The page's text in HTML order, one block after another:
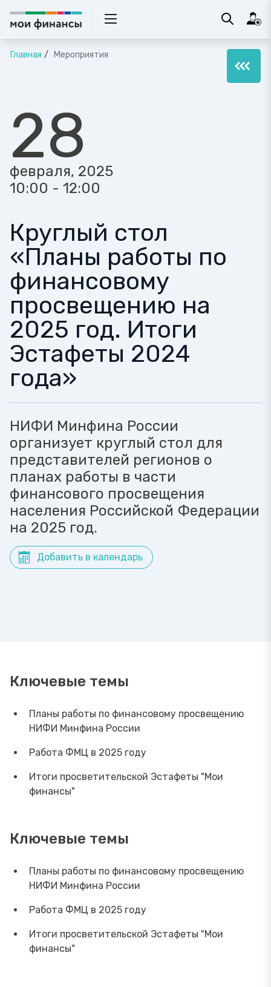
Главная Мероприятия
28
февраля, 2025
10:00 - 12:00
Круглый стол
«Планы работы по
финансовому
просвещению на
2025 год. Итоги
Эстафеты 2024
года»
НИФИ Минфина России
организует круглый стол для
представителей регионов о
планах работы в части
финансового просвещения
населения Российской Федерации
на 2025 год.
Добавить в календарь
Ключевые темы
Планы работы по финансовому просвещению
НИФИ Минфина России
Работа ФМЦ в 2025 году
Итоги просветительской Эстафеты "Мои
финансы"
Ключевые темы
Планы работы по финансовому просвещению
НИФИ Минфина России
Работа ФМЦ в 2025 году
Итоги просветительской Эстафеты "Мои
финансы"